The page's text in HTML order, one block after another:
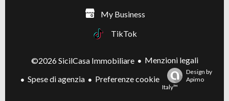
My Business
TikTok
©2026 SicilCasa Immobiliare
Menzioni legali
Spese di agenzia
Preferenze cookie
Design by
Apimo
Italy™